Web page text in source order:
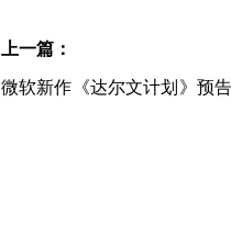
上一篇：
微软新作《达尔文计划》预